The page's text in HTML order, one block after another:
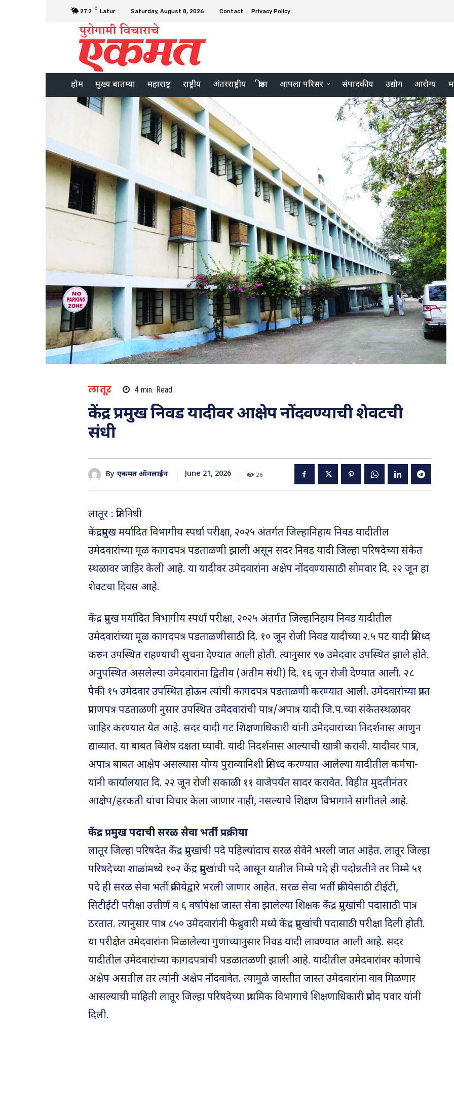
27.2 C Latur Saturday, August 8, 2026 Contact Privacy Policy
होम मुख्य बातम्या महाराष्ट्र राष्ट्रीय अंतरराष्ट्रीय क्रीडा आपला परिसर संपादकीय उद्योग आरोग्य
लातूर 4min. Read
केंद्र प्रमुख निवड यादीवर आक्षेप नोंदवण्याची शेवटची
संधी
By एकमत ऑनलाईन June 21, 2026 26
लातूर : प्रतिनिधी
केंद्रप्रमुख मर्यादित विभागीय स्पर्धा परीक्षा, २०२५ अंतर्गत जिल्हानिहाय निवड यादीतील
उमेदवारांच्या मूळ कागदपत्र पडताळणी झाली असून सदर निवड यादी जिल्हा परिषदेच्या संकेत
स्थळावर जाहिर केली आहे. या यादीवर उमेदवारांना अक्षेप नोंदवण्यासाठी सोमवार दि. २२ जून हा
शेवटचा दिवस आहे.
केंद्र प्रमुख मर्यादित विभागीय स्पर्धा परीक्षा, २०२५ अंतर्गत जिल्हानिहाय निवड यादीतील
उमेदवारांच्या मूळ कागदपत्र पडताळणीसाठी दि. १० जून रोजी निवड यादीच्या २.५ पट यादी प्रसिध्द
करुन उपस्थित राहण्याची सुचना देण्यात आली होती. त्यानुसार ९७ उमेदवार उपस्थित झाले होते.
अनुपस्थित असलेल्या उमेदवारांना द्वितीय (अंतीम संधी) दि. १६ जून रोजी देण्यात आली. २८
पैकी १५ उमेदवार उपस्थित होऊन त्यांची कागदपत्र पडताळणी करण्यात आली. उमेदवारांच्या प्राप्त
प्रमाणपत्र पडताळणी नुसार उपस्थित उमेदवारांची पात्र/अपात्र यादी जि.प.च्या संकेतस्थळावर
जाहिर करण्यात येत आहे. सदर यादी गट शिक्षणाधिकारी यांनी उमेदवारांच्या निदर्शनास आणुन
द्याव्यात. या बाबत विशेष दक्षता घ्यावी. यादी निदर्शनास आल्याची खात्री करावी. यादीवर पात्र,
अपात्र बाबत आक्षेप असल्यास योग्य पुराव्यानिशी प्रसिध्द करण्यात आलेल्या यादीतील कर्मचा-
यांनी कार्यालयात दि. २२ जून रोजी सकाळी ११ वाजेपर्यंत सादर करावेत. विहीत मुदतीनंतर
आक्षेप/हरकती यांचा विचार केला जाणार नाही, नसल्याचे शिक्षण विभागाने सांगीतले आहे.
केंद्र प्रमुख पदाची सरळ सेवा भर्ती प्रक्रीया
लातूर जिल्हा परिषदेत केंद्र प्रमुखांची पदे पहिल्यांदाच सरळ सेवेने भरली जात आहेत. लातूर जिल्हा
परिषदेच्या शाळांमध्ये १०२ केंद्र प्रमुखांची पदे आसून यातील निम्मे पदे ही पदोन्नतीने तर निम्मे ५१
पदे ही सरळ सेवा भर्ती प्रक्रीयेद्वारे भरली जाणार आहेत. सरळ सेवा भर्ती प्रक्रीयेसाठी टीईटी,
सिटीईटी परीक्षा उत्तीर्ण व ६ वर्षापेक्षा जास्त सेवा झालेल्या शिक्षक केंद्र प्रमुखांची पदासाठी पात्र
ठरतात. त्यानुसार पात्र ८५० उमेदवारांनी फेब्रुवारी मध्ये केंद्र प्रमुखांची पदासाठी परीक्षा दिली होती.
या परीक्षेत उमेदवारांना मिळालेल्या गुणांच्यानुसार निवड यादी लावण्यात आली आहे. सदर
यादीतील उमेदवारांच्या कागदपत्रांची पडळातळणी झाली आहे. यादीतील उमेदवारांवर कोणाचे
अक्षेप असतील तर त्यांनी अक्षेप नोंदवावेत. त्यामुळे जास्तीत जास्त उमेदवारांना वाव मिळणार
आसल्याची माहिती लातूर जिल्हा परिषदेच्या प्राथमिक विभागाचे शिक्षणाधिकारी प्रमोद पवार यांनी
दिली.